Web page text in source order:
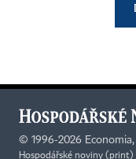
© 1996-2026 Economia,
Hospodářské noviny